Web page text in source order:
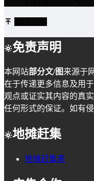
免责声明
本网站部分文/图来源于
在于传递更多信息及用
观点或证实其内容的真
任何形式的保证。如有侵
地摊赶集
地摊赶集表